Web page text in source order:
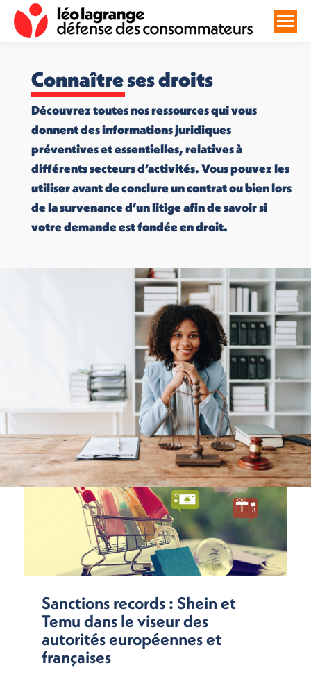
Connaître ses droits
Découvrez toutes nos ressources qui vous
donnent des informations juridiques
préventives et essentielles, relatives à
différents secteurs d’activités. Vous pouvez les
utiliser avant de conclure un contrat ou bien lors
de la survenance d’un litige afin de savoir si
votre demande est fondée en droit.
Sanctions records : Shein et
Temu dans le viseur des
autorités européennes et
françaises